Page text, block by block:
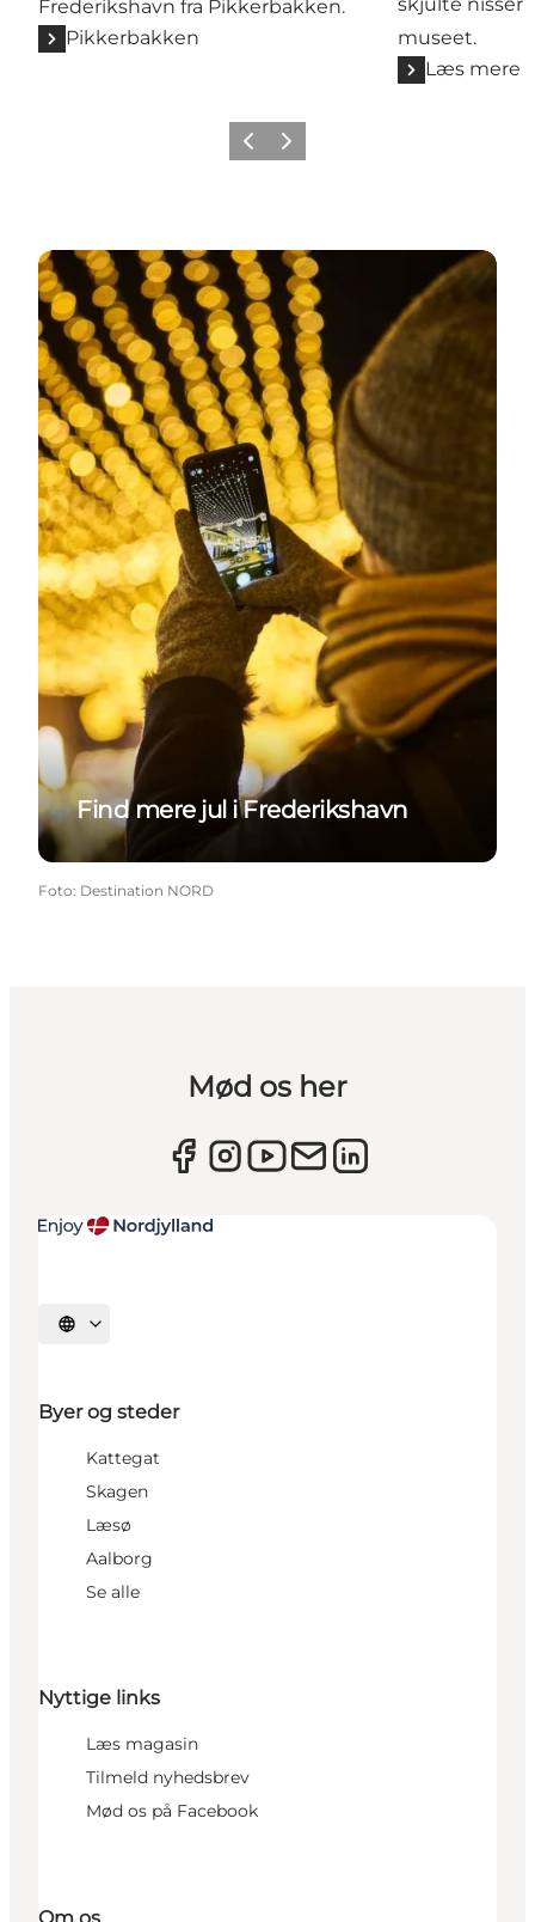
Frederikshavn fra Pikkerbakken.
Pikkerbakken
museet.
Læs mere
ForrigeNæste
Find mere jul i Frederikshavn
Find mere jul i Frederikshavn
Foto: Destination NORD
Mød os her
Vælg sprog
Byer og steder
Kattegat
Skagen
Læsø
Aalborg
Se alle
Nyttige links
Læs magasin
Tilmeld nyhedsbrev
Mød os på Facebook
Om os